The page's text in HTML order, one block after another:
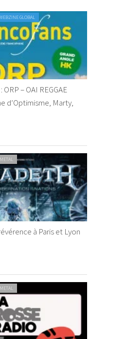
GLOBAL
ORP – OAI REGGAE
d’Optimisme, Marty,
à Paris et Lyon